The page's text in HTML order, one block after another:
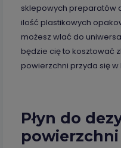
sklepowych preparatów
ilość plastikowych
możesz wlać do
będzie cię to kosztować
powierzchni przyda się
Płyn do
powierzchni